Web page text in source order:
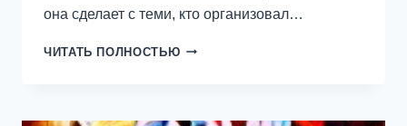
она сделает с теми, кто организовал…
ЧИТАТЬ ПОЛНОСТЬЮ ЭРИОЛ.